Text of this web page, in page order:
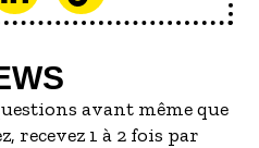
avant même que
recevez 1 à 2 fois par